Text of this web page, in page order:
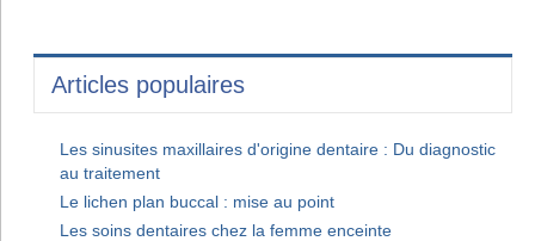
Articles populaires
Les sinusites maxillaires d'origine dentaire : Du diagnostic
au traitement
Le lichen plan buccal : mise au point
Les soins dentaires chez la femme enceinte